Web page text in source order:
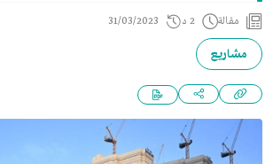
مقالة 2 د 31/03/2023
مشاريع